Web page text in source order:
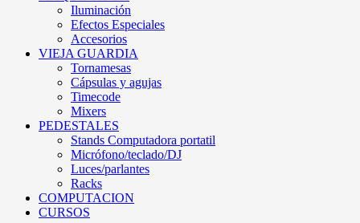
Iluminación
Efectos Especiales
Accesorios
VIEJA GUARDIA
Tornamesas
Cápsulas y agujas
Timecode
Mixers
PEDESTALES
Stands Computadora portatil
Micrófono/teclado/DJ
Luces/parlantes
Racks
COMPUTACION
CURSOS